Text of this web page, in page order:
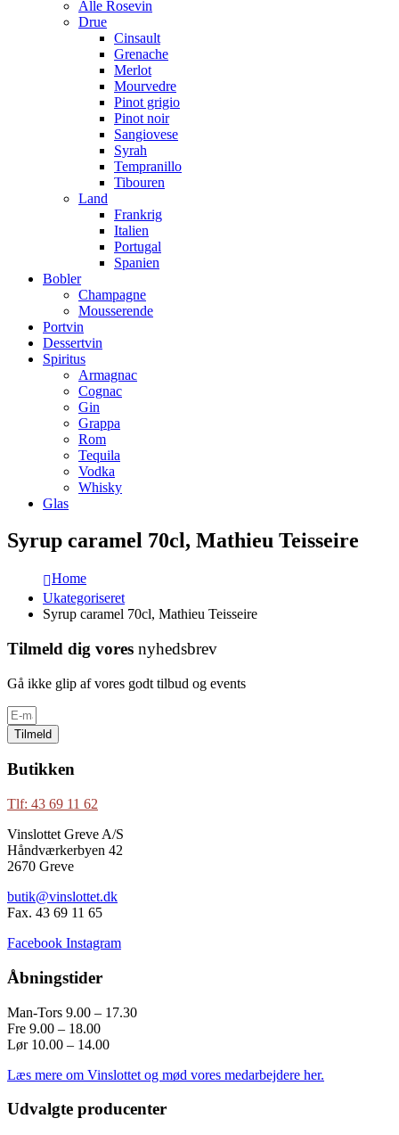
Alle Rosevin
Drue
Cinsault
Grenache
Merlot
Mourvedre
Pinot grigio
Pinot noir
Sangiovese
Syrah
Tempranillo
Tibouren
Land
Frankrig
Italien
Portugal
Spanien
Bobler
Champagne
Mousserende
Portvin
Dessertvin
Spiritus
Armagnac
Cognac
Gin
Grappa
Rom
Tequila
Vodka
Whisky
Glas
Syrup caramel 70cl, Mathieu Teisseire
Home
Ukategoriseret
Syrup caramel 70cl, Mathieu Teisseire
Tilmeld dig vores nyhedsbrev
Gå ikke glip af vores godt tilbud og events
Tilmeld
Butikken
Tlf: 43 69 11 62
Vinslottet Greve A/S
Håndværkerbyen 42
2670 Greve
butik@vinslottet.dk
Fax. 43 69 11 65
Facebook Instagram
Åbningstider
Man-Tors 9.00 – 17.30
Fre 9.00 – 18.00
Lør 10.00 – 14.00
Læs mere om Vinslottet og mød vores medarbejdere her.
Udvalgte producenter